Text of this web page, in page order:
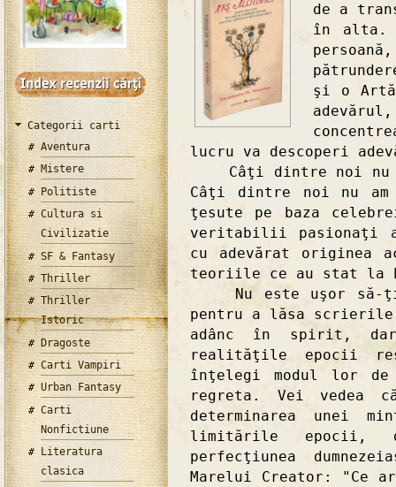
Categorii carti
Aventura
Mistere
Politiste
Cultura si
Civilizatie
SF & Fantasy
Thriller
Thriller
Istoric
Dragoste
Carti Vampiri
Urban Fantasy
Carti
Nonfictiune
Literatura
clasica
de a
în alta.
şi o Artă
lucru va descoperi
Câţi dintre noi nu
Câţi dintre noi nu
ţesute pe baza
veritabilii pasionaţi a
cu adevărat originea
teoriile ce au stat la
Nu este uşor să-ţi
pentru a lăsa
adânc în spirit,
realităţile epocii
înţelegi modul lor
regreta. Vei vedea
determinarea unei
limitările epocii,
perfecţiunea
Marelui Creator: "Ce